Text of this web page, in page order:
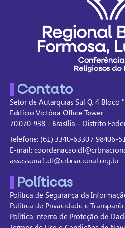
Contato
Setor de Autarquias Sul Q. 4 Bloco
Edifício Victória Office Tower
70.070-938 - Brasília - Distrito
Telefone: (61) 3340-6330 / 98406-
E-mail:
assessoria1.df@crbnacional.org.br
Políticas
Política de Segurança da
Política de Privacidade e
Política Interna de Proteção de